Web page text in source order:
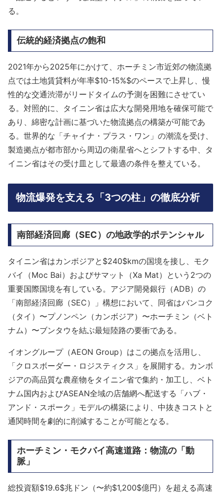
る。
伝統的経済拠点の飽和
2021年から2025年にかけて、ホーチミン市近郊の物流拠
点では土地賃貸料が年率$10-15%$のペースで上昇し、慢
性的な交通渋滞がリードタイムの予測を困難にさせてい
る。対照的に、タイニン省は広大な開発用地を確保可能で
あり、綿密な計画に基づいた物流拠点の構築が可能であ
る。世界的な「チャイナ・プラス・ワン」の潮流を受け、
製造拠点が都市部から周辺の衛星省へとシフトする中、タ
イニン省はその受け皿として最適の条件を整えている。
物流爆発を支える「3つの柱」の徹底分析
南部経済回廊（SEC）の地政学的ポテンシャル
タイニン省はカンボジアと$240$kmの国境を接し、モク
バイ（Moc Bai）およびサマット（Xa Mat）という2つの
重要国際国境を有している。アジア開発銀行（ADB）の
「南部経済回廊（SEC）」構想において、同省はバンコク
（タイ）〜プノンペン（カンボジア）〜ホーチミン（ベト
ナム）〜ブンタウを結ぶ最短陸路の要衝である。
イオングループ（AEON Group）はこの拠点を活用し、
「クロスボーダー・ロジスティクス」を展開する。カンボ
ジアの高品質な農産物をタイニン省で集約・加工し、ベト
ナム国内およびASEAN全域の店舗網へ配送する「ハブ・
アンド・スポーク」モデルの構築により、中抜きコストと
通関時間を劇的に削減することが可能となる。
ホーチミン・モクバイ高速道路：物流の「動
脈」
総投資額$19.6$兆ドン（〜約$1,200$億円）を超える高速